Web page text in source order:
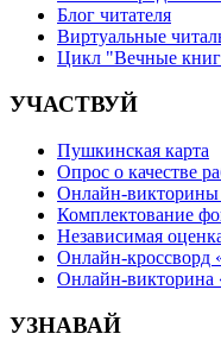
Блог читателя
Виртуальные
Цикл "Вечные
УЧАСТВУЙ
Пушкинская карта
Опрос о качестве
Онлайн-викторины
Комплектование
Независимая
Онлайн-кроссворд
Онлайн-викторина
УЗНАВАЙ